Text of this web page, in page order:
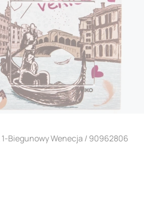
Biegunowy Wenecja / 90962806